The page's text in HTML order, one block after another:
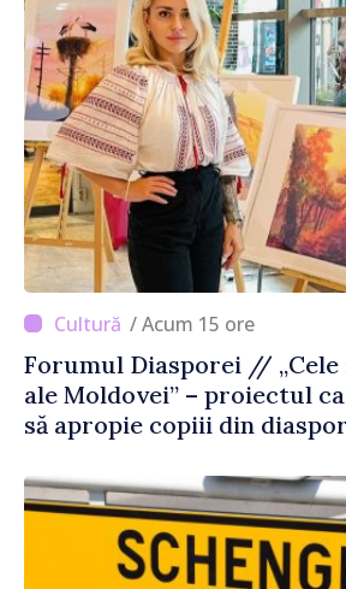
/ Acum 15 ore
Forumul Diasporei // „Cele
ale Moldovei” – proiectul
să apropie copiii din